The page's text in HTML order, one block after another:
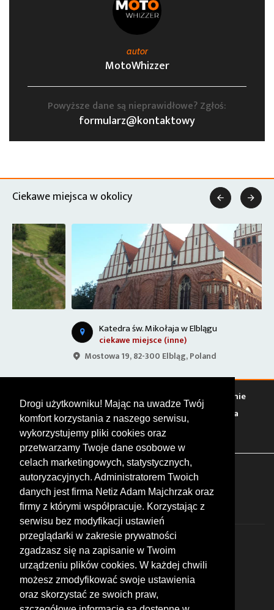
Drogi użytkowniku! Mając na uwadze Twój
komfort korzystania z naszego serwisu,
wykorzystujemy pliki cookies oraz
przetwarzamy Twoje dane osobowe w
celach marketingowych, statystycznych,
autoryzacyjnych. Administratorem Twoich
danych jest firma Netiz Adam Majchrzak oraz
firmy z którymi współpracuje. Korzystając z
serwisu bez modyfikacji ustawień
przeglądarki w zakresie prywatności
zgadzasz się na zapisanie w Twoim
urządzeniu plików cookies. W każdej chwili
możesz zmodyfikować swoje ustawienia
oraz skorzystać ze swoich praw,
autor
MotoWhizzer
Powyższe dane są nieprawidłowe? Zgłoś:
formularz@kontaktowy
Ciekawe miejsca w okolicy
Katedra św. Mikołaja w Elblągu
ciekawe miejsce (inne)
Mostowa 19, 82-300 Elbląg, Poland
 
Warto zobaczyć Serwisy Stacje paliw
Jedzenie
Bary Zakwaterowanie Tory Zloty Rajdy
Spotkania
Targi Giełdy Szkolenia
FOLLOW US
© 2026 by MotoWhizzer.com
All rights reserved.